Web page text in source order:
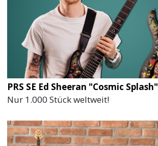
PRS SE Ed Sheeran "Cosmic Splash"
Nur 1.000 Stück weltweit!